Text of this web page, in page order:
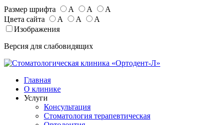
Размер шрифта А А
А
Цвета сайта
А А
А
Изображения
Версия для слабовидящих
Главная
О клинике
Услуги
Консультация
Стоматология терапевтическая